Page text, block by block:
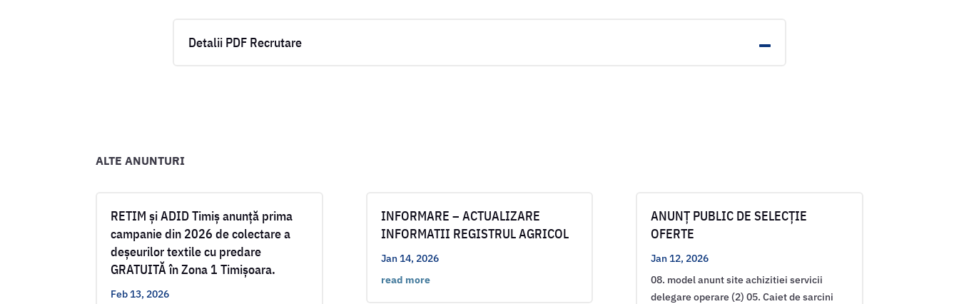
Detalii PDF Recrutare
ALTE ANUNTURI
RETIM și ADID Timiș anunță prima
campanie din 2026 de colectare a
deșeurilor textile cu predare
GRATUITĂ în Zona 1 Timișoara.
Feb 13, 2026
INFORMARE – ACTUALIZARE
INFORMATII REGISTRUL AGRICOL
Jan 14, 2026
read more
ANUNȚ PUBLIC DE SELECȚIE
OFERTE
Jan 12, 2026
08. model anunt site achizitiei servicii
delegare operare (2) 05. Caiet de sarcini